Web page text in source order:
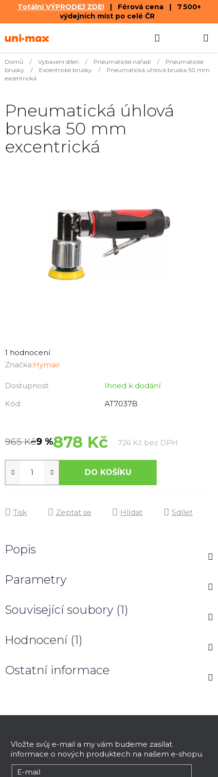
Totální VÝPRODEJ ZDE!| Férová cena | 7 500+
výdejních míst po celé ČR
na
KOŠÍK
Domů / Vybavení dílen / Pneumatické nářadí /
Pneumatické
brusky
/ Excentrické brusky /
Pneumatická úhlová bruska 50 mm
excentrická
hodnocení
produktu
4,0
z
1 hodnocení
Značka:Hymair
Dostupnost
Ihned k dodání
Kód:
AT7037B
965 Kč–9 %878 Kč 726 Kč bez DPH
DO KOŠÍKU
Tisk Zeptat se Hlídat Sdílet
Pneumatická úhlová
bruska 50 mm
excentrická
Popis
Parametry
Související soubory (1)
Hodnocení (1)
Ostatní informace
Vložte svůj e-mail a my vám budeme zasílat
informace o nových produktech na našem e-shopu.
E-mail